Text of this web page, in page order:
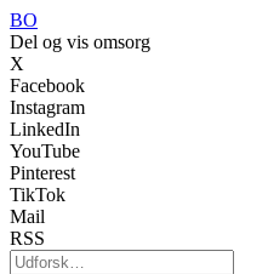
BO
Del og vis omsorg
X
Facebook
Instagram
LinkedIn
YouTube
Pinterest
TikTok
Mail
RSS